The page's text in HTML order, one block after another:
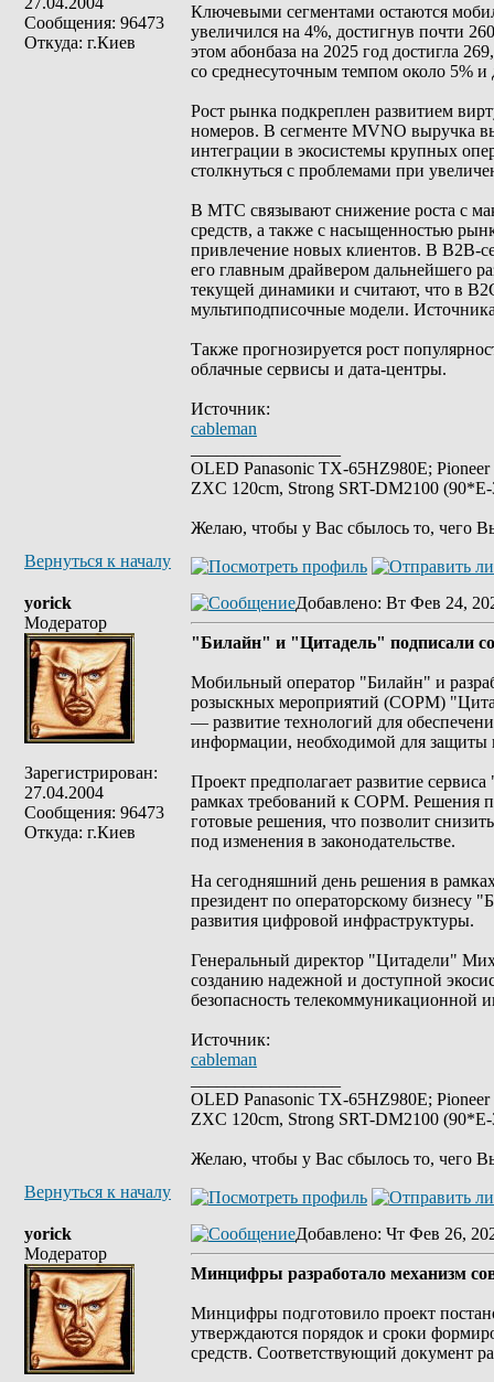
Сообщения: 96473
Откуда: г.Киев
Ключевыми сегментами остаются
увеличился на 4%, достигнув почти
этом абонбаза на 2025 год достигла
со среднесуточным темпом около 5% и
Рост рынка подкреплен развитием
номеров. В сегменте MVNO выручка
интеграции в экосистемы крупных
столкнуться с проблемами при
В МТС связывают снижение роста с
средств, а также с насыщенностью
привлечение новых клиентов. В B2B-
его главным драйвером дальнейшего
текущей динамики и считают, что в
мультиподписочные модели.
Также прогнозируется рост
облачные сервисы и дата-центры.
Источник:
cableman
OLED Panasonic TX-65HZ980E;
ZXC 120cm, Strong SRT-DM2100
Желаю, чтобы у Вас сбылось то, чего
Вернуться к началу
yorick
Модератор
Зарегистрирован:
27.04.2004
Сообщения: 96473
Откуда: г.Киев
Добавлено: Вт Фев 24,
"Билайн" и "Цитадель" подписали
Мобильный оператор "Билайн" и
розыскных мероприятий (СОРМ)
— развитие технологий для
информации, необходимой для защиты
Проект предполагает развитие
рамках требований к СОРМ. Решения
готовые решения, что позволит
под изменения в законодательстве.
На сегодняшний день решения в
президент по операторскому бизнесу
развития цифровой инфраструктуры.
Генеральный директор "Цитадели"
созданию надежной и доступной
безопасность телекоммуникационной
Источник:
cableman
OLED Panasonic TX-65HZ980E;
ZXC 120cm, Strong SRT-DM2100
Желаю, чтобы у Вас сбылось то, чего
Вернуться к началу
yorick
Модератор
Добавлено: Чт Фев 26,
Минцифры разработало механизм
Минцифры подготовило проект
утверждаются порядок и сроки
средств. Соответствующий документ